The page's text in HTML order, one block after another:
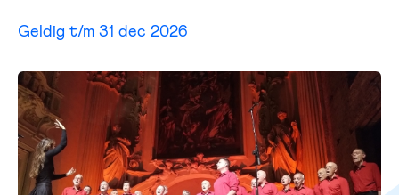
Geldig t/m 31 dec 2026